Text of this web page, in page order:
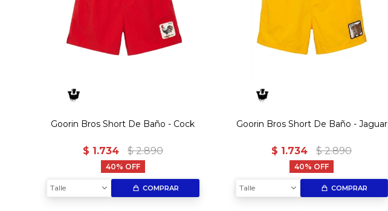
Goorin Bros Short De Baño - Cock
$ 1.734 $ 2.890
40
Talle COMPRAR
Goorin Bros Short De Baño - Jaguar
$ 1.734 $ 2.890
40
Talle COMPRAR